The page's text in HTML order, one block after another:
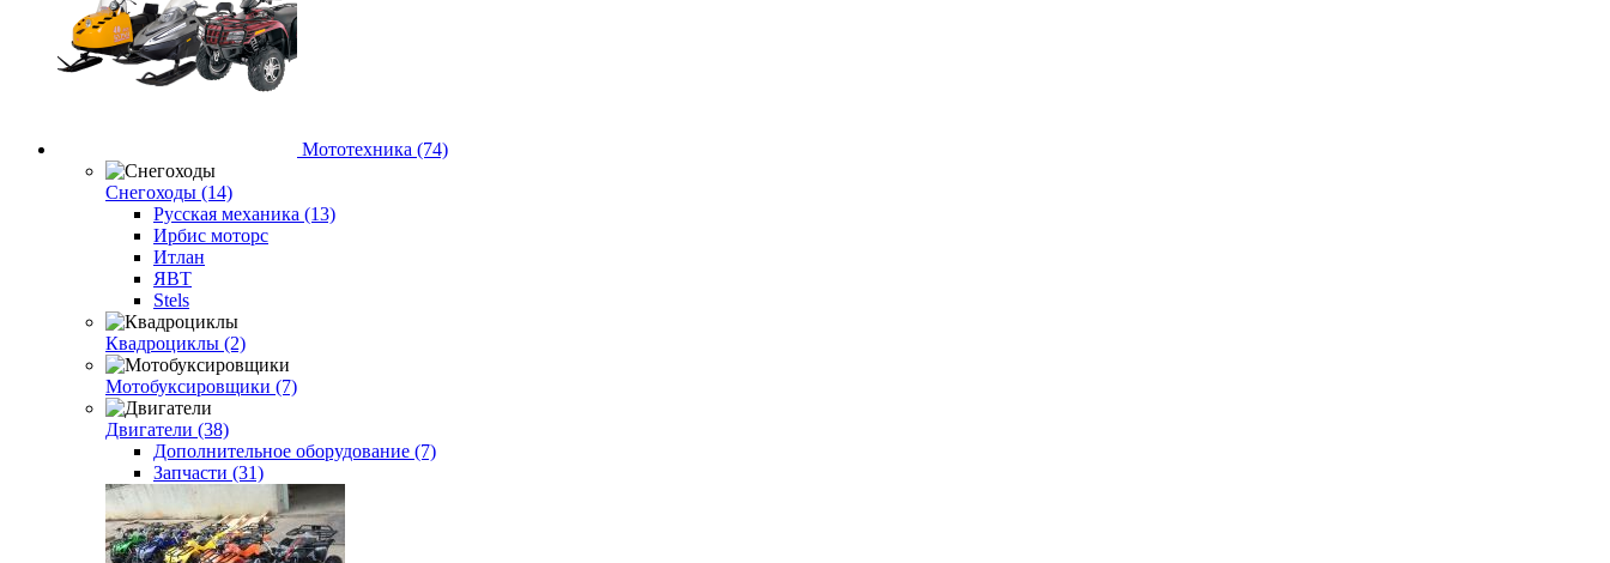
Мототехника (74)
Снегоходы (14)
Русская механика (13)
Ирбис моторс
Итлан
ЯВТ
Stels
Квадроциклы (2)
Мотобуксировщики (7)
Двигатели (38)
Дополнительное оборудование (7)
Запчасти (31)